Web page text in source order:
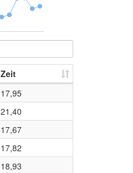
Zeit
17,95
21,40
17,67
17,82
18,93